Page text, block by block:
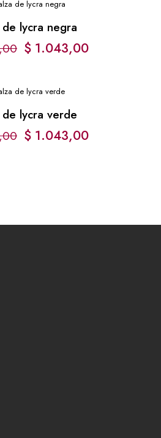
de lycra negra
$ 1.043,00
de lycra verde
$ 1.043,00